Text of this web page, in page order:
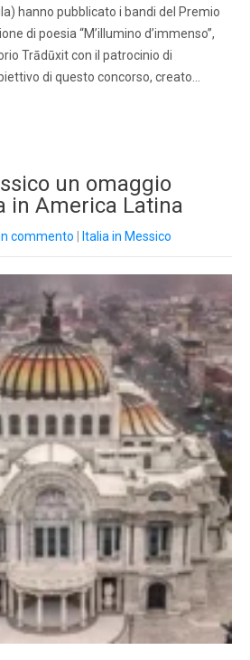
hanno pubblicato i bandi del Premio
di poesia “M’illumino d’immenso”,
Trādūxit con il patrocinio di
di questo concorso, creato…
un omaggio
in America Latina
commento Italia in Messico